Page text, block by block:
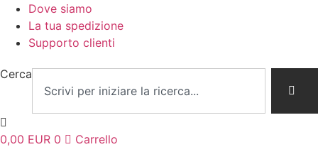
Dove siamo
La tua spedizione
Supporto clienti
Cerca
0,00 EUR 0
Carrello